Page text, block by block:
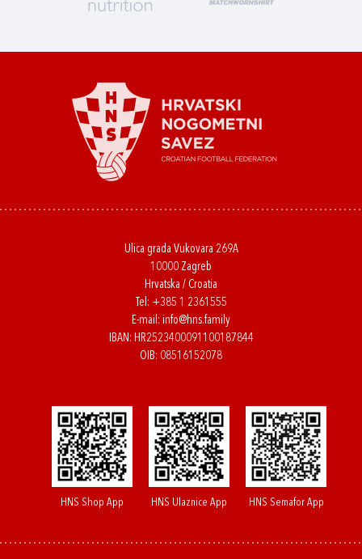
Ulica grada Vukovara 269A
10000 Zagreb
Hrvatska / Croatia
Tel: +385 1 2361555
E-mail: info@hns.family
IBAN: HR2523400091100187844
OIB: 08516152078
HNS Shop App HNS Ulaznice App HNS Semafor App